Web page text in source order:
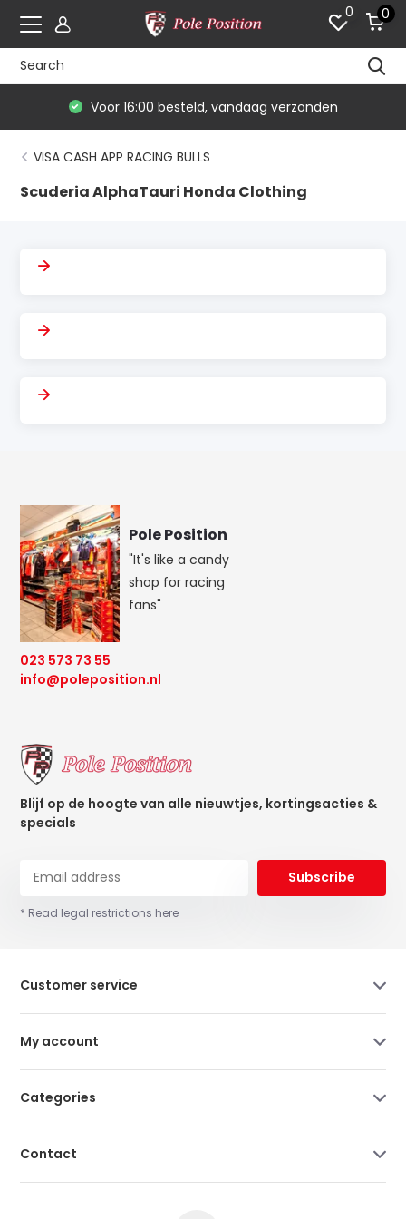
0 0
Voor 16:00 besteld, vandaag verzonden
VISA CASH APP RACING BULLS
Scuderia AlphaTauri Honda Clothing
Pole Position
"It's like a candy
shop for racing
fans"
023 573 73 55
info@poleposition.nl
Blijf op de hoogte van alle nieuwtjes, kortingsacties &
specials
Subscribe
* Read legal restrictions here
Customer service
My account
Categories
Contact